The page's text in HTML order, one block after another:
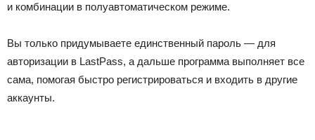
и комбинации в полуавтоматическом режиме.
Вы только придумываете единственный пароль — для
авторизации в LastPass, а дальше программа выполняет все
сама, помогая быстро регистрироваться и входить в другие
аккаунты.